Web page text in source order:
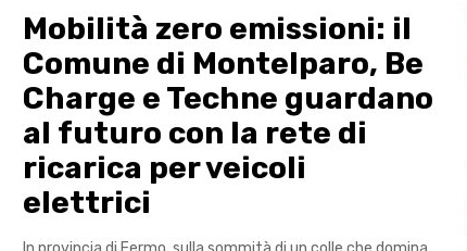
Mobilità zero emissioni: il
Comune di Montelparo, Be
Charge e Techne guardano
al futuro con la rete di
ricarica per veicoli
elettrici